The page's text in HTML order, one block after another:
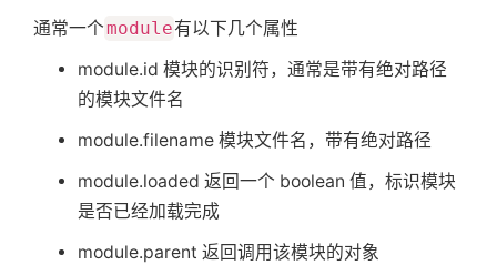
通常一个module有以下几个属性
module.id 模块的识别符，通常是带有绝对路径
的模块文件名
module.filename 模块文件名，带有绝对路径
module.loaded 返回一个 boolean 值，标识模块
是否已经加载完成
module.parent 返回调用该模块的对象